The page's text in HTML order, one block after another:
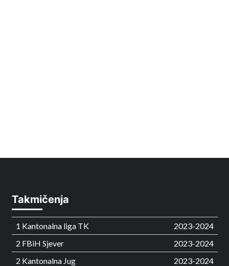
Takmičenja
1 Kantonalna liga TK
2023-2024
2 FBiH Sjever
2023-2024
2 Kantonalna Jug
2023-2024